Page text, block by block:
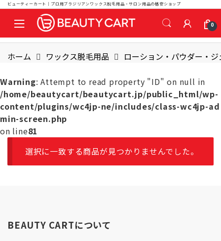
ビューティーカート｜プロ用ブラジリアンワックス脱毛用品・サロン用品の格安ショップ
i
o
n
a
v
i
g
i
o
c
o
n
t
e
0
ホーム ワックス脱毛用品 ローション・パウダー・ジ
Warning: Attempt to read property "ID" on null in
/home/beautycart/beautycart.jp/public_html/wp-
content/plugins/wc4jp-ne/includes/class-wc4jp-ad
min-screen.php
on line81
選択に一致する商品が見つかりませんでした。
BEAUTY CARTについて